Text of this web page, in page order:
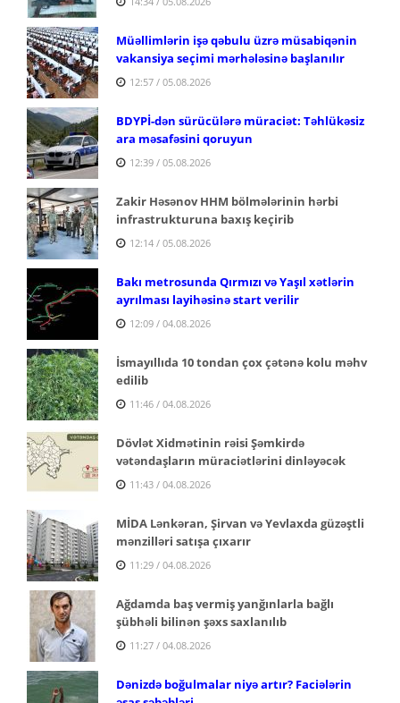
Müəllimlərin işə qəbulu üzrə müsabiqənin
vakansiya seçimi mərhələsinə başlanılır
12:57 / 05.08.2026
BDYPİ-dən sürücülərə müraciət: Təhlükəsiz
ara məsafəsini qoruyun
12:39 / 05.08.2026
Zakir Həsənov HHM bölmələrinin hərbi
infrastrukturuna baxış keçirib
12:14 / 05.08.2026
Bakı metrosunda Qırmızı və Yaşıl xətlərin
ayrılması layihəsinə start verilir
12:09 / 04.08.2026
İsmayıllıda 10 tondan çox çətənə kolu məhv
edilib
11:46 / 04.08.2026
Dövlət Xidmətinin rəisi Şəmkirdə
vətəndaşların müraciətlərini dinləyəcək
11:43 / 04.08.2026
MİDA Lənkəran, Şirvan və Yevlaxda güzəştli
mənzilləri satışa çıxarır
11:29 / 04.08.2026
Ağdamda baş vermiş yanğınlarla bağlı
şübhəli bilinən şəxs saxlanılıb
11:27 / 04.08.2026
Dənizdə boğulmalar niyə artır? Faciələrin